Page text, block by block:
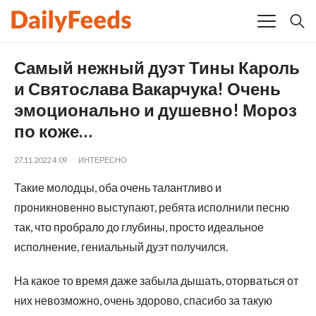
Самый нежный дуэт Тины Кароль
и Святослава Вакарчука! Очень
эмоционально и душевно! Мороз
по коже…
27.11.2022 4:09 ИНТЕРЕСНО
Такие молодцы, оба очень талантливо и
проникновенно выступают, ребята исполнили песню
так, что пробрало до глубины, просто идеальное
исполнение, гениальный дуэт получился.
На какое то время даже забыла дышать, оторваться от
них невозможно, очень здорово, спасибо за такую